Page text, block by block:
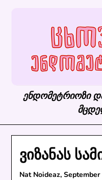
ენდომეტრიოზი
ვიზანას
Nat Noideaz,September